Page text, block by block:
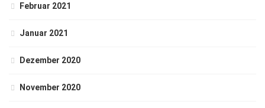
Februar 2021
Januar 2021
Dezember 2020
November 2020